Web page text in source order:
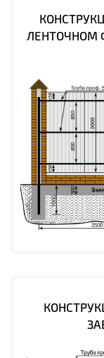
ЛЕНТОЧНОМ